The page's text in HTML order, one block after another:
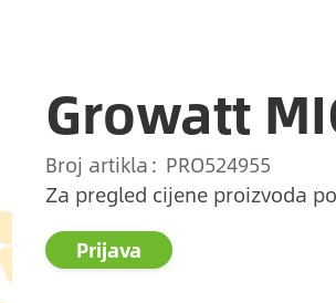
Growatt
Broj artikla
PRO524955
Za pregled cijene proizvoda
Prijava